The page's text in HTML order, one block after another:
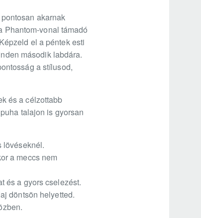
akarnak
Phantom-vonal támadó
el a péntek esti
második labdára.
a stílusod,
és a célzottabb
talajon is gyorsan
lövéseknél.
a meccs nem
és a gyors cselezést.
döntsön helyetted.